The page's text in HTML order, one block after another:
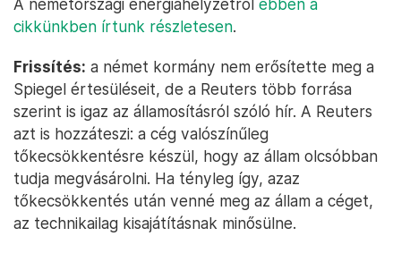
A németországi energiahelyzetről ebben a
cikkünkben írtunk részletesen.
Frissítés: a német kormány nem erősítette meg a
Spiegel értesüléseit, de a Reuters több forrása
szerint is igaz az államosításról szóló hír. A Reuters
azt is hozzáteszi: a cég valószínűleg
tőkecsökkentésre készül, hogy az állam olcsóbban
tudja megvásárolni. Ha tényleg így, azaz
tőkecsökkentés után venné meg az állam a céget,
az technikailag kisajátításnak minősülne.